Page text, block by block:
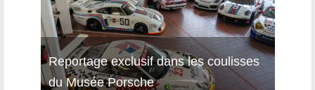
Reportage exclusif dans les coulisses
du Musée Porsche